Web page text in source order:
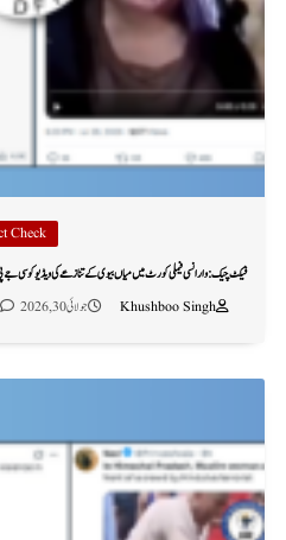
Check
فیکٹ چیک: وارانسی فیملی کورٹ میں میاں بیوی کے تنازعے کی ویڈیو کو سی
Khushboo Singh
جولائی 30, 2026 0